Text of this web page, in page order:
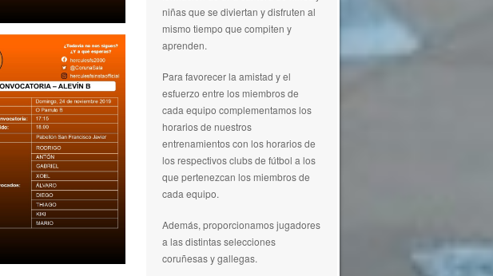
niñas que se diviertan y disfruten al
mismo tiempo que compiten y
aprenden.
Para favorecer la amistad y el
esfuerzo entre los miembros de
cada equipo complementamos los
horarios de nuestros
entrenamientos con los horarios de
los respectivos clubs de fútbol a los
que pertenezcan los miembros de
cada equipo.
Además, proporcionamos jugadores
a las distintas selecciones
coruñesas y gallegas.